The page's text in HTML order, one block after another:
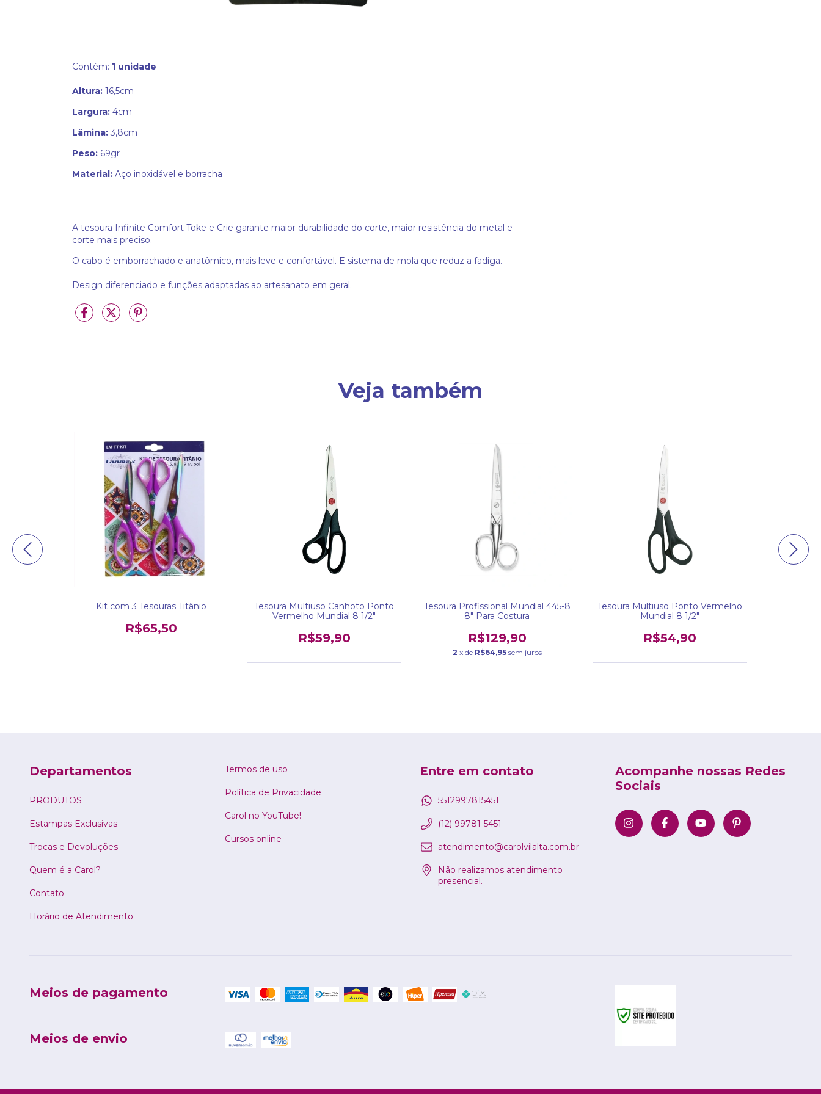
Contém: 1 unidade
Altura: 16,5cm
Largura: 4cm
Lâmina: 3,8cm
Peso: 69gr
Material: Aço inoxidável e borracha
A tesoura Infinite Comfort Toke e Crie garante maior durabilidade do corte, maior resistência do metal e
corte mais preciso.
O cabo é emborrachado e anatômico, mais leve e confortável. E sistema de mola que reduz a fadiga.
Design diferenciado e funções adaptadas ao artesanato em geral.
Veja também
Kit com 3 Tesouras Titânio
R$65,50
Tesoura Multiuso Canhoto Ponto
Vermelho Mundial 8 1/2"
R$59,90
Tesoura Profissional Mundial 445-8
8" Para Costura
R$129,90
2 x de R$64,95 sem juros
Tesoura Multiuso Ponto Vermelho
Mundial 8 1/2"
R$54,90
Departamentos
PRODUTOS
Estampas Exclusivas
Trocas e Devoluções
Quem é a Carol?
Contato
Horário de Atendimento
Termos de uso
Política de Privacidade
Carol no YouTube!
Cursos online
Entre em contato
5512997815451
(12) 99781-5451
atendimento@carolvilalta.com.br
Não realizamos atendimento
presencial.
Acompanhe nossas Redes
Sociais
Meios de pagamento
Meios de envio